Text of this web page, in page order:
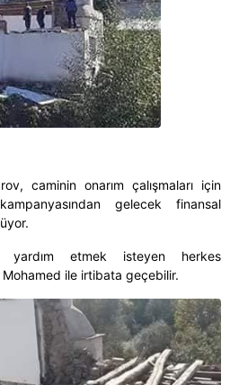
caminin onarım çalışmaları için
gelecek finansal
yardım etmek isteyen herkes
ile irtibata geçebilir.